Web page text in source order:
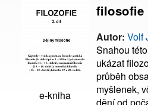
e-kniha
filosofie
Autor: Volf
Snahou
ukázat
průběh
myšlenek,
dění od